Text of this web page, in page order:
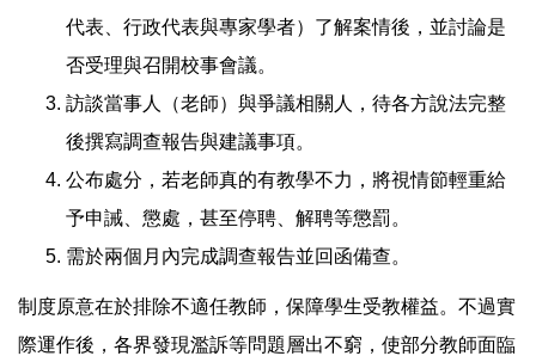
代表、行政代表與專家學者）了解案情後，並討論是
否受理與召開校事會議。
訪談當事人（老師）與爭議相關人，待各方說法完整
後撰寫調查報告與建議事項。
公布處分，若老師真的有教學不力，將視情節輕重給
予申誡、懲處，甚至停聘、解聘等懲罰。
需於兩個月內完成調查報告並回函備查。
制度原意在於排除不適任教師，保障學生受教權益。不過實
際運作後，各界發現濫訴等問題層出不窮，使部分教師面臨